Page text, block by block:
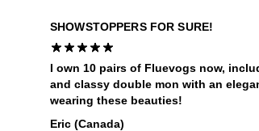
SHOWSTOPPERS FOR SURE!
I own 10 pairs of Fluevogs now,
and classy double mon with an
wearing these beauties!
Eric (Canada)